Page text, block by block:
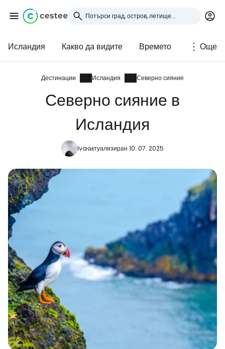
Исландия Какво да видите Времето Още
Дестинации Исландия Северно сияние
Северно сияние в
Исландия
Ivaактуализиран 10. 07. 2025
Влезте в Cestee
... световната общност на туристите
Продължете с Google
Продължете с Facebook